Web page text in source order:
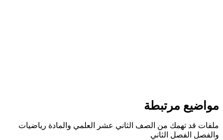
مواضيع مرتبطة
ملفات قد تهمك من الصف الثاني عشر العلمي والمادة رياضيات
والفصل الفصل الثاني